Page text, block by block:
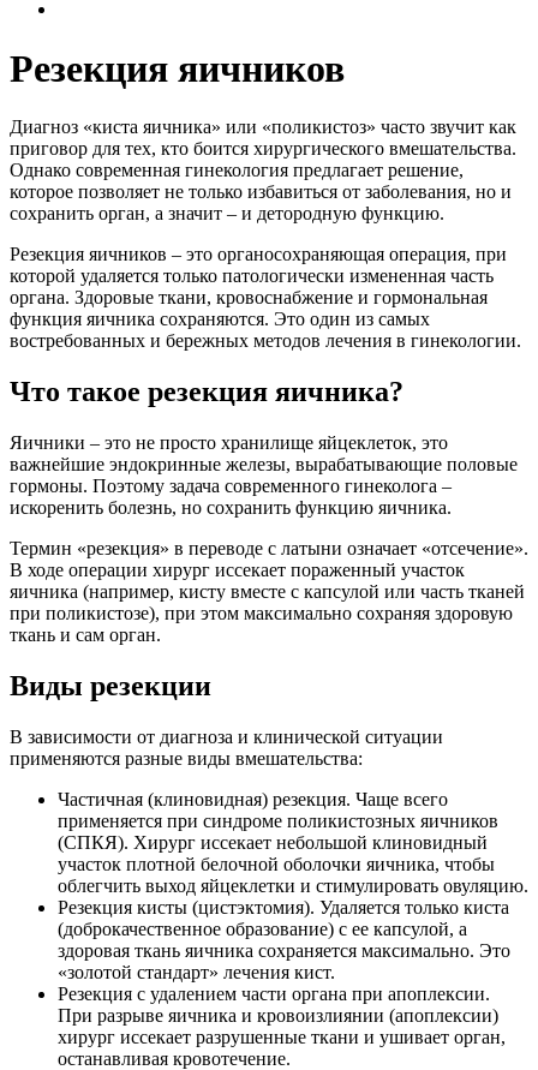
Резекция яичников
Диагноз «киста яичника» или «поликистоз» часто звучит как
приговор для тех, кто боится хирургического вмешательства.
Однако современная гинекология предлагает решение,
которое позволяет не только избавиться от заболевания, но и
сохранить орган, а значит – и детородную функцию.
Резекция яичников – это органосохраняющая операция, при
которой удаляется только патологически измененная часть
органа. Здоровые ткани, кровоснабжение и гормональная
функция яичника сохраняются. Это один из самых
востребованных и бережных методов лечения в гинекологии.
Что такое резекция яичника?
Яичники – это не просто хранилище яйцеклеток, это
важнейшие эндокринные железы, вырабатывающие половые
гормоны. Поэтому задача современного гинеколога –
искоренить болезнь, но сохранить функцию яичника.
Термин «резекция» в переводе с латыни означает «отсечение».
В ходе операции хирург иссекает пораженный участок
яичника (например, кисту вместе с капсулой или часть тканей
при поликистозе), при этом максимально сохраняя здоровую
ткань и сам орган.
Виды резекции
В зависимости от диагноза и клинической ситуации
применяются разные виды вмешательства:
Частичная (клиновидная) резекция. Чаще всего
применяется при синдроме поликистозных яичников
(СПКЯ). Хирург иссекает небольшой клиновидный
участок плотной белочной оболочки яичника, чтобы
облегчить выход яйцеклетки и стимулировать овуляцию.
Резекция кисты (цистэктомия). Удаляется только киста
(доброкачественное образование) с ее капсулой, а
здоровая ткань яичника сохраняется максимально. Это
«золотой стандарт» лечения кист.
Резекция с удалением части органа при апоплексии.
При разрыве яичника и кровоизлиянии (апоплексии)
хирург иссекает разрушенные ткани и ушивает орган,
останавливая кровотечение.